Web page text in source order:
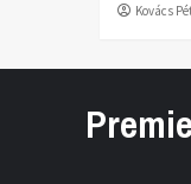
Kovács